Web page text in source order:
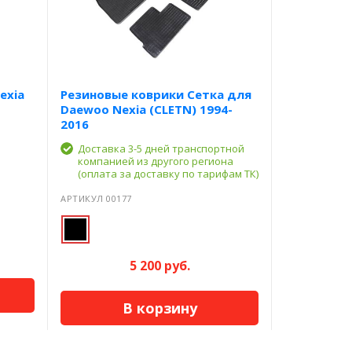
Резиновые коврики Сетка для
Daewoo Nexia (CLETN) 1994-
2016
Доставка 3-5 дней транспортной
компанией из другого региона
(оплата за доставку по тарифам ТК)
АРТИКУЛ 00177
5 200 руб.
В корзину